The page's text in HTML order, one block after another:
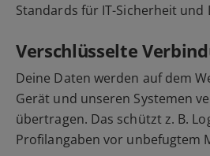
Standards für IT-Sicherheit und
Verschlüsselte
Deine Daten werden auf dem
Gerät und unseren Systemen
übertragen. Das schützt z. B.
Profilangaben vor unbefugtem